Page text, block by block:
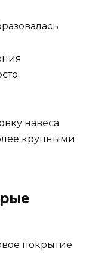
навеса
крупными
покрытие